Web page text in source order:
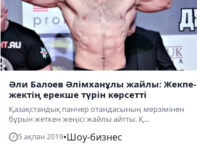
Әли Балоев Әлімханұлы жайлы: Жекпе-
жектің ерекше түрін көрсетті
Қазақстандық панчер отандасының мерзімінен
бұрын жеткен жеңісі жайлы айтты. Қ...
5 ақпан 2019•Шоу-бизнес